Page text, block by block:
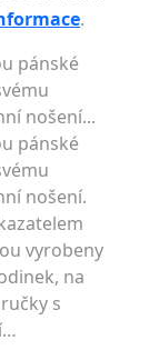
.
pánské
nošení...
pánské
nošení.
vyrobeny
na
s